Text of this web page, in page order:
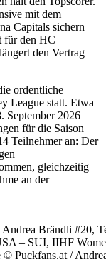
mit dem
Capitals sichern
für den HC
den Vertrag
ordentliche
League statt. Etwa
September 2026
für die Saison
Teilnehmer an: Der
gleichzeitig
an der
Brändli #20,
– SUI, IIHF
Puckfans.at /